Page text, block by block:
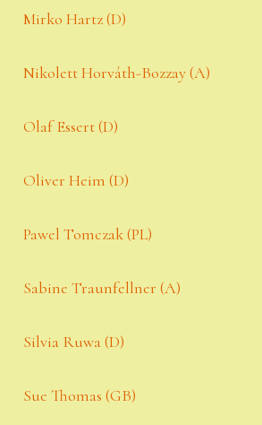
Mirko Hartz (D)
Nikolett Horváth-Bozzay (A)
Olaf Essert (D)
Oliver Heim (D)
Pawel Tomczak (PL)
Sabine Traunfellner (A)
Silvia Ruwa (D)
Sue Thomas (GB)